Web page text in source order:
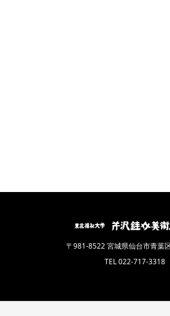
〒981-8522 宮城県仙台市青葉
TEL 022-717-3318